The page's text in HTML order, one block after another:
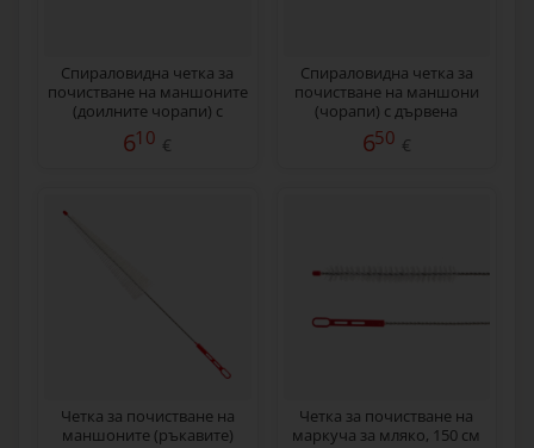
Спираловидна четка за
почистване на маншоните
(доилните чорапи) с
дървена дръжка, 40 см
610 €
Спираловидна четка за
почистване на маншони
(чорапи) с дървена
дръжка, 50 см
650 €
Четка за почистване на
маншоните (ръкавите)
Четка за почистване на
маркуча за мляко, 150 см